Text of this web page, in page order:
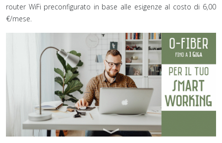
router WiFi preconfigurato in base alle esigenze al costo di 6,00
€/mese.